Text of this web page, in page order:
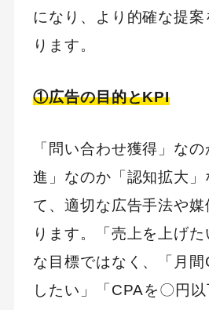
になり、より的確な提
ります。
①広告の目的とKPI
「問い合わせ獲得」な
進」なのか「認知拡大」
て、適切な広告手法や
ります。「売上を上げ
な目標ではなく、「月
したい」「CPAを〇円以